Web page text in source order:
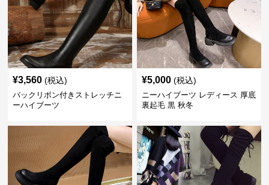
¥3,560 (税込)
バックリボン付きストレッチニ
ーハイブーツ
¥5,000 (税込)
ニーハイブーツ レディース 厚底
裏起毛 黒 秋冬